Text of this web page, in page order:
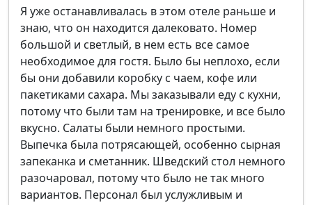
Я уже останавливалась в этом отеле раньше и
знаю, что он находится далековато. Номер
большой и светлый, в нем есть все самое
необходимое для гостя. Было бы неплохо, если
бы они добавили коробку с чаем, кофе или
пакетиками сахара. Мы заказывали еду с кухни,
потому что были там на тренировке, и все было
вкусно. Салаты были немного простыми.
Выпечка была потрясающей, особенно сырная
запеканка и сметанник. Шведский стол немного
разочаровал, потому что было не так много
вариантов. Персонал был услужливым и